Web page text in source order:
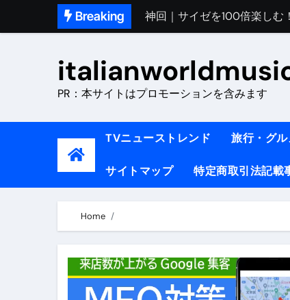
Breaking
初めてのイタリアで色気を
イタリア人シェフに教わった
「イタリア旅行最高！いつ
TRUE COLORS （ブルーレイ
TRUE COLORS
PR：本サイトはプロモーションを含みます
TVニューストレンド 旅行・グル
サイトマップ 特定商取引法記載
Home